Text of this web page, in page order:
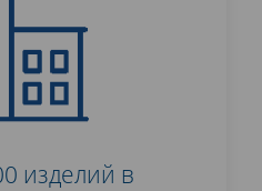
изделий в